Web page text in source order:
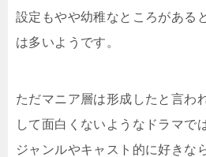
設定もやや幼稚なところがある
は多いようです。
ただマニア層は形成したと言わ
して面白くないようなドラマで
ジャンルやキャスト的に好きな